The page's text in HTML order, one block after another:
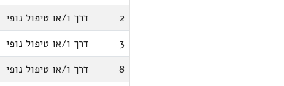
2
דרך ו/או טיפול נופי
3
דרך ו/או טיפול נופי
8
דרך ו/או טיפול נופי